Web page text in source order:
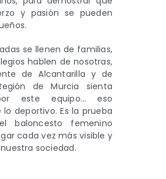
y pasión se pueden
se llenen de familias,
hablen de nosotras,
de Alcantarilla y de
de Murcia sienta
este equipo… eso
lo deportivo. Es la prueba
baloncesto femenino
cada vez más visible y
sociedad.